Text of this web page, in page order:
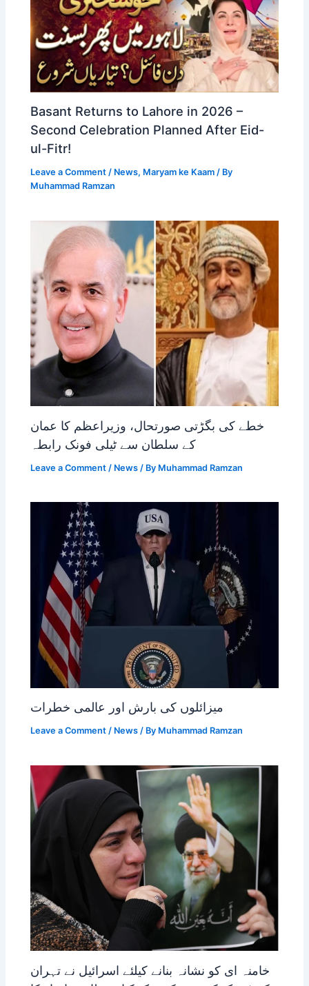
Basant Returns to Lahore in 2026 –
Second Celebration Planned After Eid-
ul-Fitr!
Leave a Comment / News, Maryam ke Kaam / By
Muhammad Ramzan
خطے کی بگڑتی صورتحال، وزیراعظم کا عمان
کے سلطان سے ٹیلی فونک رابطہ
Leave a Comment / News / By Muhammad Ramzan
میزائلوں کی بارش اور عالمی خطرات
Leave a Comment / News / By Muhammad Ramzan
خامنہ ای کو نشانہ بنانے کیلئے اسرائیل نے تہران